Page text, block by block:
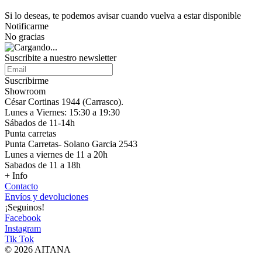
Si lo deseas, te podemos avisar cuando vuelva a estar disponible
Notificarme
No gracias
Suscribite a nuestro newsletter
Suscribirme
Showroom
César Cortinas 1944 (Carrasco).
Lunes a Viernes: 15:30 a 19:30
Sábados de 11-14h
Punta carretas
Punta Carretas- Solano Garcia 2543
Lunes a viernes de 11 a 20h
Sabados de 11 a 18h
+ Info
Contacto
Envíos y devoluciones
¡Seguinos!
Facebook
Instagram
Tik Tok
© 2026 AITANA